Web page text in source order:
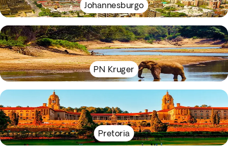
Johannesburgo
PN Kruger
Pretoria